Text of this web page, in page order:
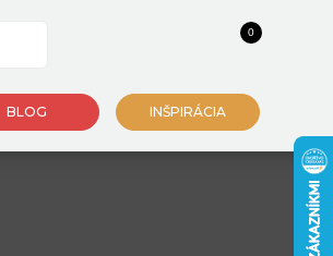
0
BLOG INŠPIRÁCIA